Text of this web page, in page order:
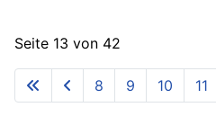
Seite 13 von 42
8 9 10 11